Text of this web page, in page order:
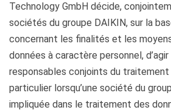
Technology GmbH décide,
sociétés du groupe DAIKIN, sur la
concernant les finalités et les
données à caractère personnel,
responsables conjoints du traitement
particulier lorsqu’une société du
impliquée dans le traitement des